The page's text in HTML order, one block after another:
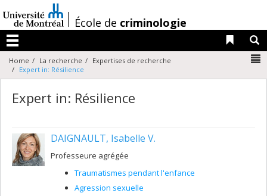
au
contenu
/École de criminologie
Menu
Liens
Home La recherche
Expertises de recherche
Expert in: Résilience
Expert in: Résilience
DAIGNAULT, Isabelle V.
Professeure agrégée
Traumatismes pendant l'enfance
Agression sexuelle